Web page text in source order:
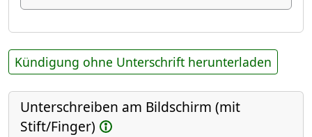
Kündigung ohne Unterschrift herunterladen
Unterschreiben am Bildschirm (mit
Stift/Finger)